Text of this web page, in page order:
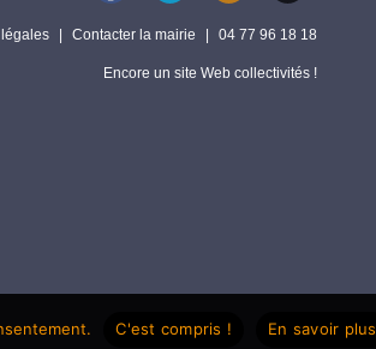
Contacter la mairie 04 77 96 18 18
Encore un site Web collectivités !
C'est compris ! En savoir plus